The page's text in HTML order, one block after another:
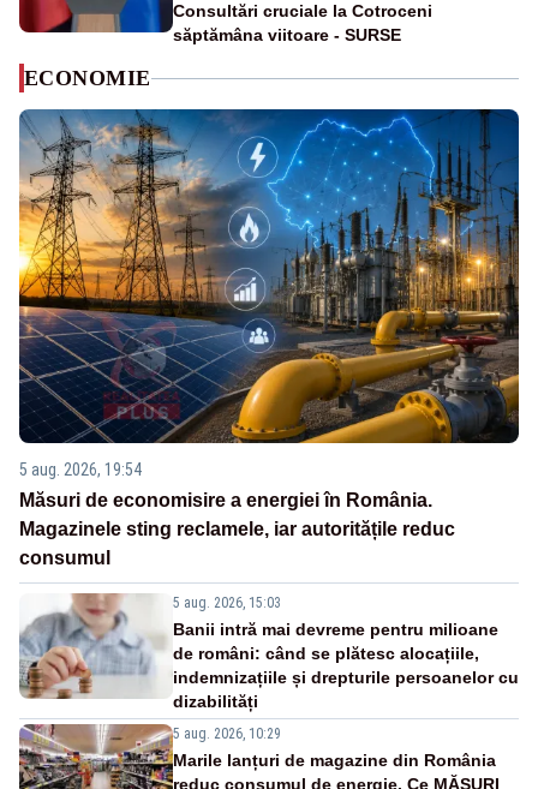
Consultări cruciale la Cotroceni
săptămâna viitoare - SURSE
ECONOMIE
5 aug. 2026, 19:54
Măsuri de economisire a energiei în România.
Magazinele sting reclamele, iar autoritățile reduc
consumul
5 aug. 2026, 15:03
Banii intră mai devreme pentru milioane
de români: când se plătesc alocațiile,
indemnizațiile și drepturile persoanelor cu
dizabilități
5 aug. 2026, 10:29
Marile lanțuri de magazine din România
reduc consumul de energie. Ce MĂSURI